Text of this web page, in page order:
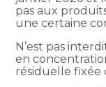
pas aux
une certaine
N’est pas
en
résiduelle fixée